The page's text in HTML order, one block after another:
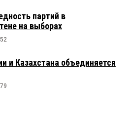
партий в
на выборах
и Казахстана объединяется